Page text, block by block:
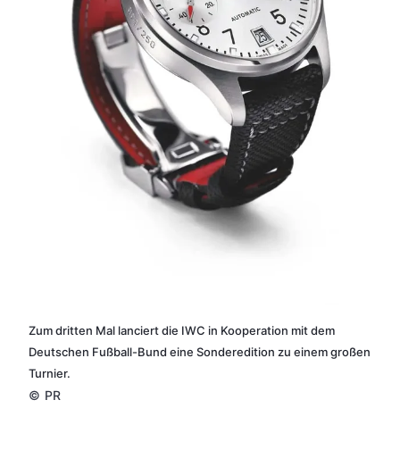
Zum dritten Mal lanciert die IWC in Kooperation mit dem
Deutschen Fußball-Bund eine Sonderedition zu einem großen
Turnier.
© PR